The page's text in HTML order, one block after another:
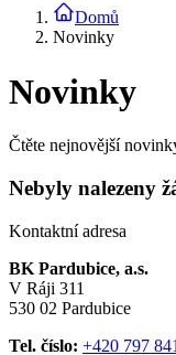
Domů
Novinky
Novinky
Čtěte nejnovější
Nebyly nalezeny
Kontaktní adresa
BK Pardubice, a.s.
V Ráji 311
530 02 Pardubice
Tel. číslo: +420 797